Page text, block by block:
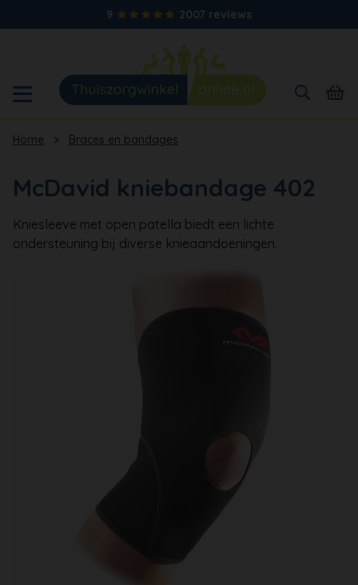
9 2007 reviews
Home > Braces en bandages
McDavid kniebandage 402
Kniesleeve met open patella biedt een lichte
ondersteuning bij diverse knieaandoeningen.